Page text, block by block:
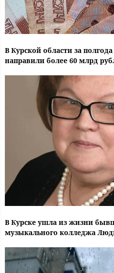
В Курской области за
направили более 60 млрд
В Курске ушла из жизни
музыкального колледжа